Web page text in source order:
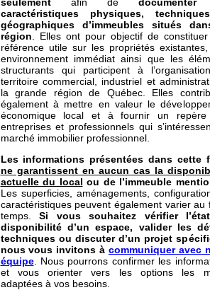
caractéristiques physiques,
géographiques d’immeubles situés
région . Elles ont pour objectif de
référence utile sur les propriétés
environnement immédiat ainsi que les
structurants qui participent à
territoire commercial, industriel et
la grande région de Québec. Elles
également à mettre en valeur le
économique local et à fournir un repère
entreprises et professionnels qui
marché immobilier professionnel.
Les informations présentées dans cette
ne garantissent en aucun cas la
actuelle du local ou de l’immeuble
Les superficies, aménagements,
caractéristiques peuvent également varier au
temps. Si vous souhaitez vérifier
disponibilité d’un espace, valider les
techniques ou discuter d’un projet
nous vous invitons à communiquer avec
équipe. Nous pourrons confirmer les
et vous orienter vers les options les
adaptées à vos besoins.